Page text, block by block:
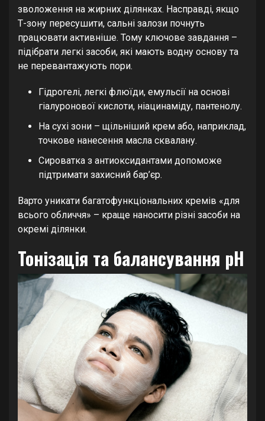
зволоження на жирних ділянках. Насправді, якщо
Т-зону пересушити, сальні залози почнуть
працювати активніше. Тому ключове завдання –
підібрати легкі засоби, які мають водну основу та
не перевантажують пори.
Гідрогелі, легкі флюїди, емульсії на основі
гіалуронової кислоти, ніацинаміду, пантенолу.
На сухі зони – щільніший крем або, наприклад,
точкове нанесення масла сквалану.
Сироватка з антиоксидантами допоможе
підтримати захисний бар’єр.
Варто уникати багатофункціональних кремів «для
всього обличчя» – краще наносити різні засоби на
окремі ділянки.
Тонізація та балансування pH